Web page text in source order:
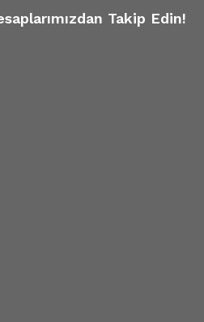
Takip Edin!